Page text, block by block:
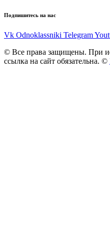
Подпишитесь на нас
Vk Odnoklassniki Telegram
© Все права защищены. При
ссылка на сайт обязательна. ©